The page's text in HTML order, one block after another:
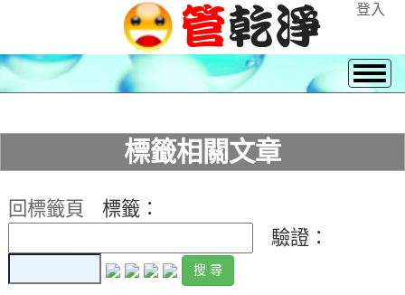
登入
標籤相關文章
回標籤頁
標籤：
驗證：